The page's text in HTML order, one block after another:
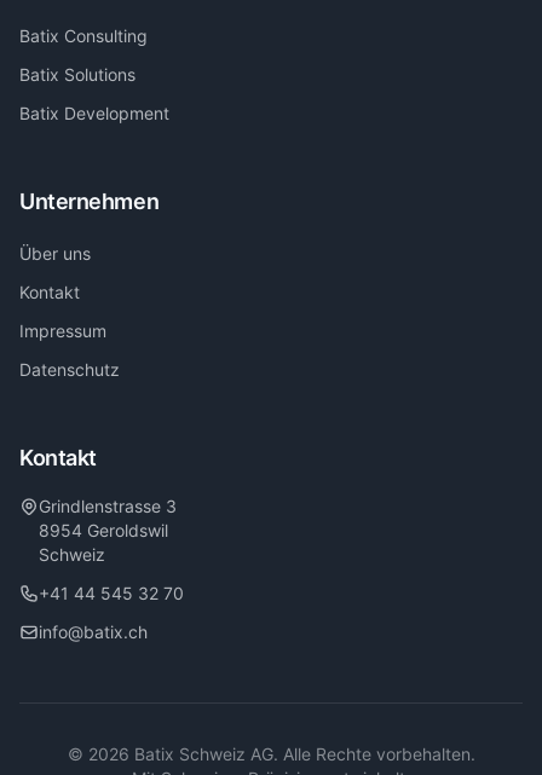
Batix Consulting
Batix Solutions
Batix Development
Unternehmen
Über uns
Kontakt
Impressum
Datenschutz
Kontakt
Grindlenstrasse 3
8954 Geroldswil
Schweiz
+41 44 545 32 70
info@batix.ch
© 2026 Batix Schweiz AG. Alle Rechte vorbehalten.